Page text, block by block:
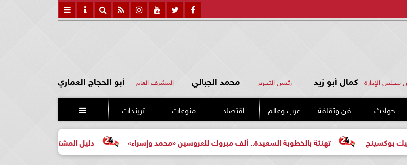
مجلس الإدارة كمال أبو زيد رئيس التحرير محمد الجبالي المشرف العام أبو الحجاج العماري
حوادث فن وثقافة عرب وعالم اقتصاد منوعات تريندات 
دليل المشتري لأول مرة لاختيار مشروع تهنئة بالخطوبة السعيدة.. ألف مبروك للعروسين «محمد وإسراء»